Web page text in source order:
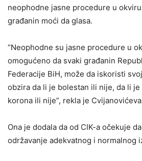
neophodne jasne procedure u
građanin moći da glasa.
“Neophodne su jasne procedure u
omogućeno da svaki građanin
Federacije BiH, može da iskoristi
obzira da li je bolestan ili nije, da li
korona ili nije”, rekla je
Ona je dodala da od CIK-a očekuje
održavanje adekvatnog i normalnog